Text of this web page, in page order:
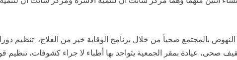
بالمجتمع صحياً من خلال برنامج الوقاية خير من العلاج، تنظيم
صحى، عيادة بمقر الجمعية يتواجد بها أطباء لا جراء كشوفات، تنظيم